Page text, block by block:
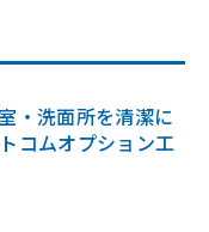
・洗面所を清潔に
コムオプション工